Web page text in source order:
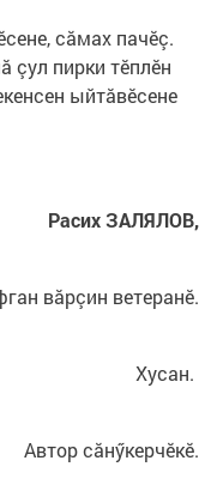
сăмах пачӗç.
çул пирки тӗплӗн
ыйтăвӗсене
Расих ЗАЛЯЛОВ,
вăрçин ветеранӗ.
Хусан.
Автор сăнӳкерчӗкӗ.